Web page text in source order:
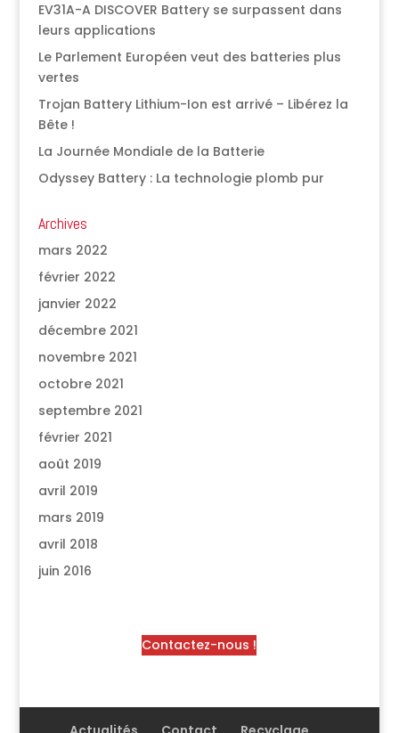
EV31A-A DISCOVER Battery se surpassent dans
leurs applications
Le Parlement Européen veut des batteries plus
vertes
Trojan Battery Lithium-Ion est arrivé – Libérez la
Bête !
La Journée Mondiale de la Batterie
Odyssey Battery : La technologie plomb pur
Archives
mars 2022
février 2022
janvier 2022
décembre 2021
novembre 2021
octobre 2021
septembre 2021
février 2021
août 2019
avril 2019
mars 2019
avril 2018
juin 2016
Contactez-nous !